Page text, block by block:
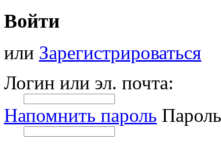
Войти
или Зарегистрироваться
Логин или эл. почта:
Напомнить пароль